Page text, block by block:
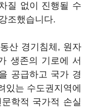
질 없이 진행될 수
조했습니다.
산 경기침체, 원자
생존의 기로에 서
공급하고 국가 경
있는 수도권지역에
학적 국가적 손실